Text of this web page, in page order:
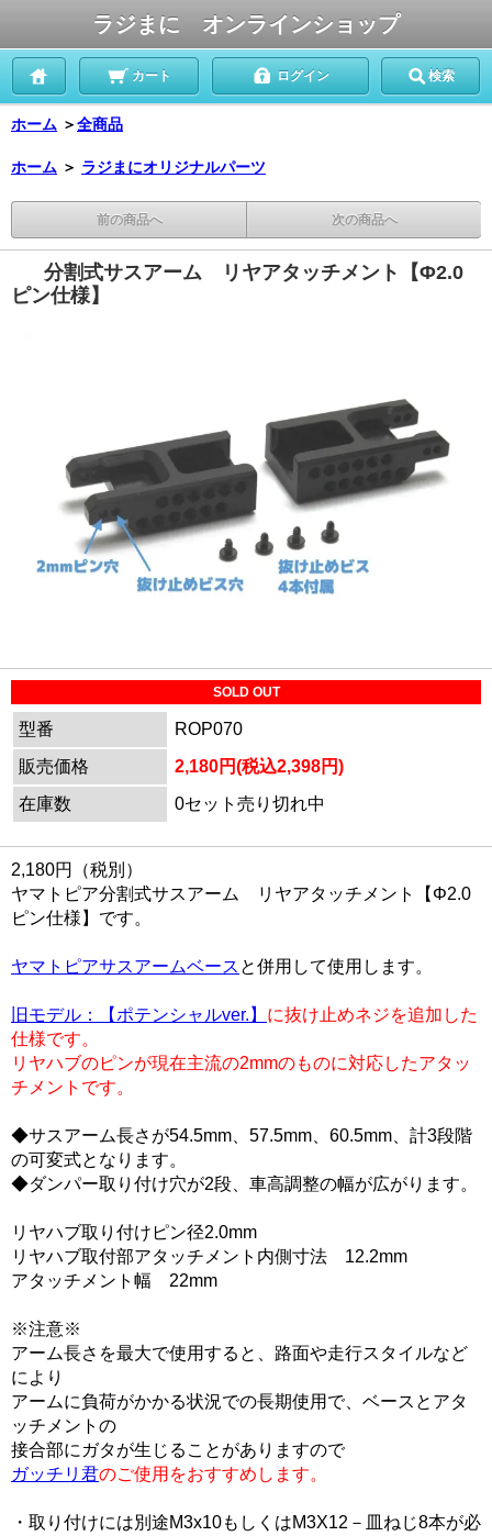
ラジまに オンラインショップ
カート ログイン 検索
ホーム ＞全商品
ホーム ＞ ラジまにオリジナルパーツ
前の商品へ 次の商品へ
分割式サスアーム リヤアタッチメント【Φ2.0
ピン仕様】
SOLD OUT
型番
ROP070
販売価格
2,180円(税込2,398円)
在庫数
0セット売り切れ中
2,180円（税別）
ヤマトピア分割式サスアーム リヤアタッチメント【Φ2.0
ピン仕様】です。
ヤマトピアサスアームベース と併用して使用します。
旧モデル：【ポテンシャルver.】 に抜け止めネジを追加した
仕様です。
リヤハブのピンが現在主流の2mmのものに対応したアタッ
チメントです。
◆サスアーム長さが54.5mm、57.5mm、60.5mm、計3段階
の可変式となります。
◆ダンパー取り付け穴が2段、車高調整の幅が広がります。
リヤハブ取り付けピン径2.0mm
リヤハブ取付部アタッチメント内側寸法 12.2mm
アタッチメント幅 22mm
※注意※
アーム長さを最大で使用すると、路面や走行スタイルなど
により
アームに負荷がかかる状況での長期使用で、ベースとアタ
ッチメントの
接合部にガタが生じることがありますので
ガッチリ君のご使用をおすすめします。
・取り付けには別途M3x10もしくはM3X12－皿ねじ8本が必